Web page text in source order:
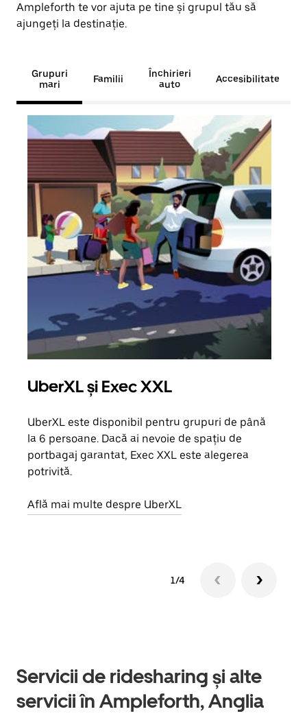
Ampleforth te vor ajuta pe tine și grupul tău să
ajungeți la destinație.
Grupuri
mari
Familii
Închirieri
auto
Accesibilitate
UberXL și Exec XXL
UberXL este disponibil pentru grupuri de până
la 6 persoane. Dacă ai nevoie de spațiu de
portbagaj garantat, Exec XXL este alegerea
potrivită.
Află mai multe despre UberXL
1/4
Servicii de ridesharing și alte
servicii în Ampleforth, Anglia